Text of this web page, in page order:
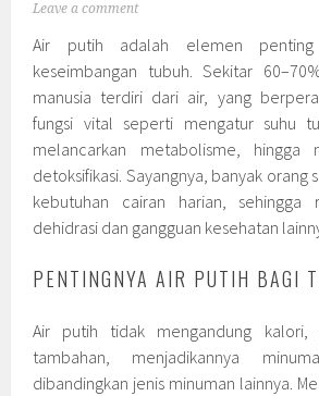
Leave a comment
Air putih adalah elemen
keseimbangan tubuh. Sekitar
manusia terdiri dari air, yang
fungsi vital seperti mengatur suhu
melancarkan metabolisme, hingga
detoksifikasi. Sayangnya, banyak orang
kebutuhan cairan harian, sehingga
dehidrasi dan gangguan kesehatan
PENTINGNYA AIR PUTIH BAGI
Air putih tidak mengandung kalori,
tambahan, menjadikannya
dibandingkan jenis minuman lainnya.